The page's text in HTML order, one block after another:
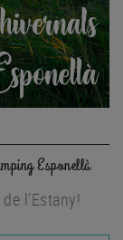
Esponellà
l’Estany!